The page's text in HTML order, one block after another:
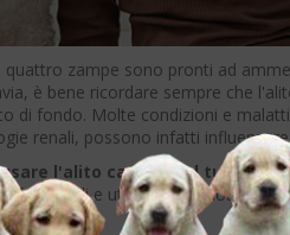
zampe sono pronti ad
è bene ricordare sempre che
di fondo. Molte condizioni e
renali, possono infatti
l'alito cattivo del tuo cane
e utilizzare prodotti